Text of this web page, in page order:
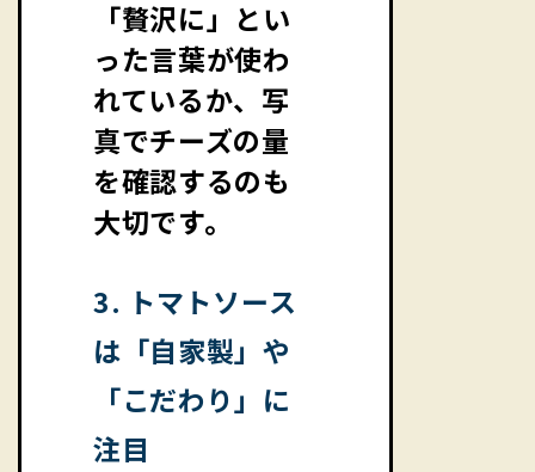
「贅沢に」とい
った言葉が使わ
れているか、写
真でチーズの量
を確認するのも
大切です。
3. トマトソース
は「自家製」や
「こだわり」に
注目